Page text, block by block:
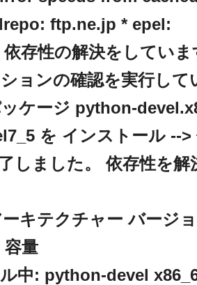
ftp.ne.jp * epel:
存性の解決をしていま
ションの確認を実行して
ケージ python-
を インストール -->
しました。 依存性を解
キテクチャー バージ
容量
中: python-devel